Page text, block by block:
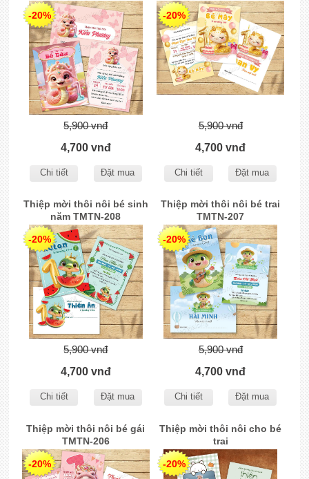
-20%
5,900 vnđ
4,700 vnđ
Chi tiết Đặt mua
-20%
5,900 vnđ
4,700 vnđ
Chi tiết Đặt mua
Thiệp mời thôi nôi bé sinh
năm TMTN-208
-20%
5,900 vnđ
4,700 vnđ
Chi tiết Đặt mua
Thiệp mời thôi nôi bé trai
TMTN-207
-20%
5,900 vnđ
4,700 vnđ
Chi tiết Đặt mua
Thiệp mời thôi nôi bé gái
TMTN-206
-20%
Thiệp mời thôi nôi cho bé
trai
-20%